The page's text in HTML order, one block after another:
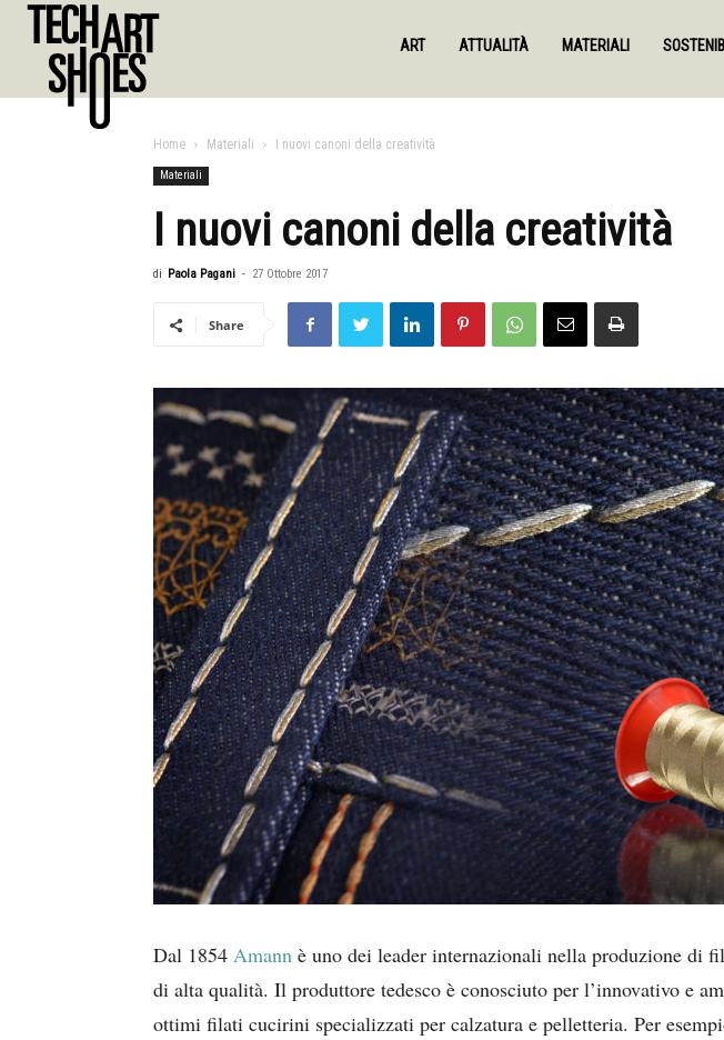
ART ATTUALITÀ MATERIALI
Home Materiali I nuovi canoni della creatività
Materiali
I nuovi canoni della creatività
di Paola Pagani - 27 Ottobre 2017
Share
Dal 1854 Amann è uno dei leader internazionali nella produzione di
di alta qualità. Il produttore tedesco è conosciuto per l’innovativo e
ottimi filati cucirini specializzati per calzatura e pelletteria. Per